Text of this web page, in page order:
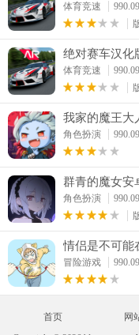
体育竞速
绝对赛车汉化
体育竞速
我家的魔王大
角色扮演
群青的魔女安
角色扮演
情侣是不可能
冒险游戏
首页 网